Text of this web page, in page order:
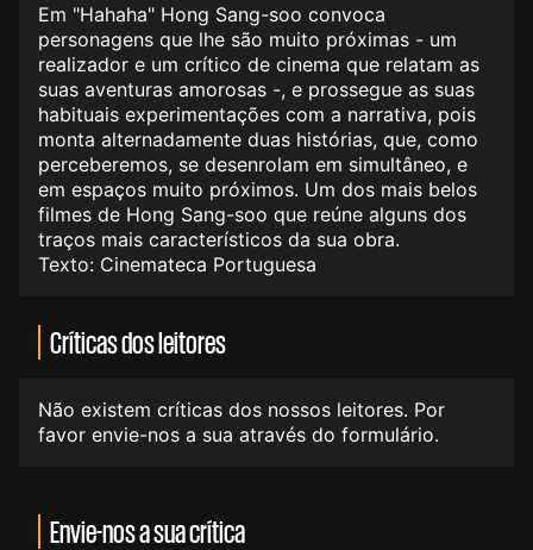
Em "Hahaha" Hong Sang-soo convoca
personagens que lhe são muito próximas - um
realizador e um crítico de cinema que relatam as
suas aventuras amorosas -, e prossegue as suas
habituais experimentações com a narrativa, pois
monta alternadamente duas histórias, que, como
perceberemos, se desenrolam em simultâneo, e
em espaços muito próximos. Um dos mais belos
filmes de Hong Sang-soo que reúne alguns dos
traços mais característicos da sua obra.
Texto: Cinemateca Portuguesa
Críticas dos leitores
Não existem críticas dos nossos leitores. Por
favor envie-nos a sua através do formulário.
Envie-nos a sua crítica